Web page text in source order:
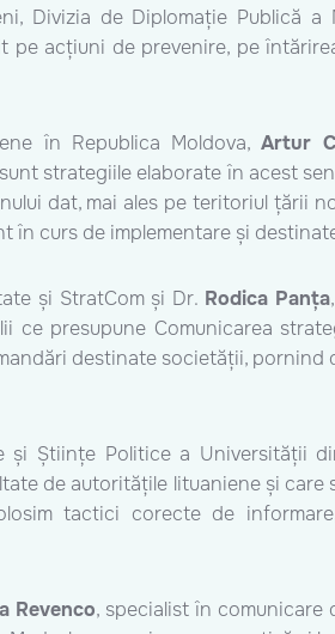
Divizia de Diplomație Publică
acțiuni de prevenire, pe
în Republica Moldova,Artur
strategiile elaborate în acest
dat, mai ales pe teritoriul țării
curs de implementare și
și StratCom și Dr. Rodica Panța
ce presupune Comunicarea
destinate societății,
Științe Politice a Universității
de autoritățile lituaniene și
tactici corecte de
Revenco, specialist în comunicare